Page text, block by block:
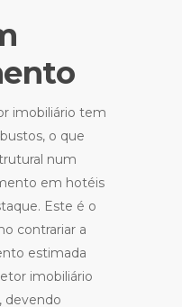
imobiliário tem
o que
num
em hotéis
Este é o
contrariar a
estimada
imobiliário
devendo